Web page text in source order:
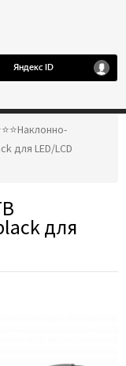
для LED/LCD
для